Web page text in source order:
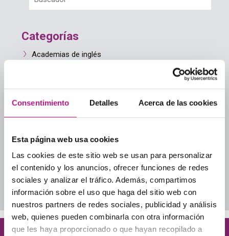
Consentimiento Detalles Acerca de las cookies
Esta página web usa cookies
Las cookies de este sitio web se usan para personalizar
el contenido y los anuncios, ofrecer funciones de redes
sociales y analizar el tráfico. Además, compartimos
información sobre el uso que haga del sitio web con
nuestros partners de redes sociales, publicidad y análisis
web, quienes pueden combinarla con otra información
que les haya proporcionado o que hayan recopilado a
Categorías
Academias de inglés
Culture
Guía para elegir academia
Inglés cotidiano
Inglés para tu día a día profesional
Lección a Lección
Uncategorized
Descarga nuestros ebooks